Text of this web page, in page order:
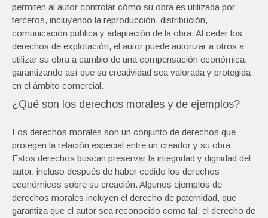
permiten al autor controlar cómo su obra es utilizada por
terceros, incluyendo la reproducción, distribución,
comunicación pública y adaptación de la obra. Al ceder los
derechos de explotación, el autor puede autorizar a otros a
utilizar su obra a cambio de una compensación económica,
garantizando así que su creatividad sea valorada y protegida
en el ámbito comercial.
¿Qué son los derechos morales y de ejemplos?
Los derechos morales son un conjunto de derechos que
protegen la relación especial entre un creador y su obra.
Estos derechos buscan preservar la integridad y dignidad del
autor, incluso después de haber cedido los derechos
económicos sobre su creación. Algunos ejemplos de
derechos morales incluyen el derecho de paternidad, que
garantiza que el autor sea reconocido como tal; el derecho de